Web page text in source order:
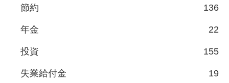
節約 136
年金 22
投資 155
失業給付金 19